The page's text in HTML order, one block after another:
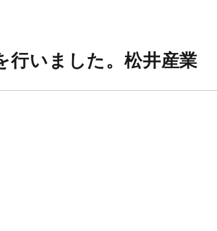
行いました。松井産業